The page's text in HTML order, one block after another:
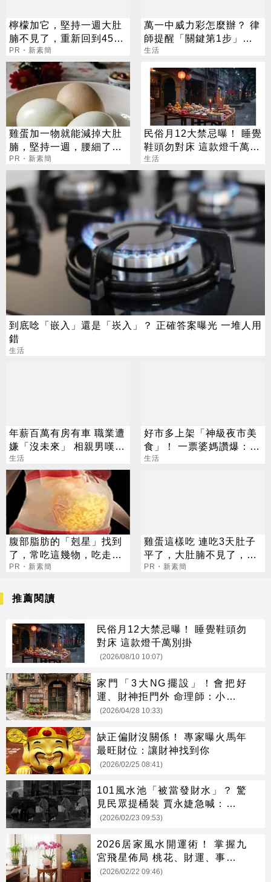
檸檬加它，堅持一週大肚
腩不見了，重新回到45公
斤
PR・新素簡
萬一中威力彩怎麼辦？ 律
師提醒「關鍵第1步」：
沒做獎金恐泡湯
生活
雞蛋加一物就能減掉大肚
腩，堅持一週，腰細了，
瘦到你懷疑人生！
PR・新素簡
民俗月12大禁忌曝！ 睡覺
鞋頭勿對床 這款燈千萬別
掛
生活
到底唸「嵌入」還是「崁入」？ 正確答案曝光 一堆人用
錯
生活
年薪百萬有房有車 職業遭
嫌「沒未來」 相親男嘆：
條件很差？
生活
好市多上架「神級夜市美
食」！ 一票婆媽讚爆：上
桌就搶光
生活
腹部脂肪的「剋星」找到
了，常吃這幾物，吃走大
肚囊，瘦出小蠻腰
PR・新素簡
雞蛋這樣吃 連吃3天肚子
平了，大肚腩不見了，脂
肪沒了！
PR・新素簡
推薦閱讀
民俗月12大禁忌曝！ 睡覺鞋頭勿
對床 這款燈千萬別掛
(2026/08/10 10:07)
家門「3大NG擺設」！會把好
運、財神拒門外 命理師：小心越
住越窮
(2026/04/28 10:33)
缺正偏財沒關係！ 專家曝火馬年
最旺財位：讓財神找到你
(2026/02/25 08:41)
101風水池「被當發財水」？ 驚
見民眾提桶裝 賈永婕急喊：千萬
別喝
(2026/02/23 09:53)
2026居家風水開運術！ 掌握九
宮飛星佈局 桃花、財運、事業三
贏
(2026/02/22 09:46)